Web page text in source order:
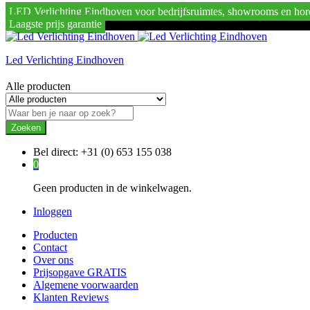
LED Verlichting Eindhoven voor bedrijfsruimtes, showrooms en
Laagste prijs garantie
Led Verlichting Eindhoven
Alle producten
Zoeken
Bel direct: +31 (0) 653 155 038
0
Geen producten in de winkelwagen.
Inloggen
Producten
Contact
Over ons
Prijsopgave GRATIS
Algemene voorwaarden
Klanten Reviews